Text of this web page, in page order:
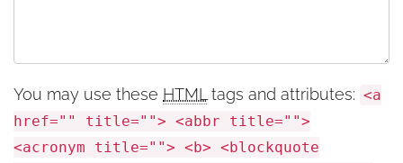
You may use these HTMLtags and attributes: <a
href="" title=""> <abbr title="">
<acronym title=""> <b> <blockquote